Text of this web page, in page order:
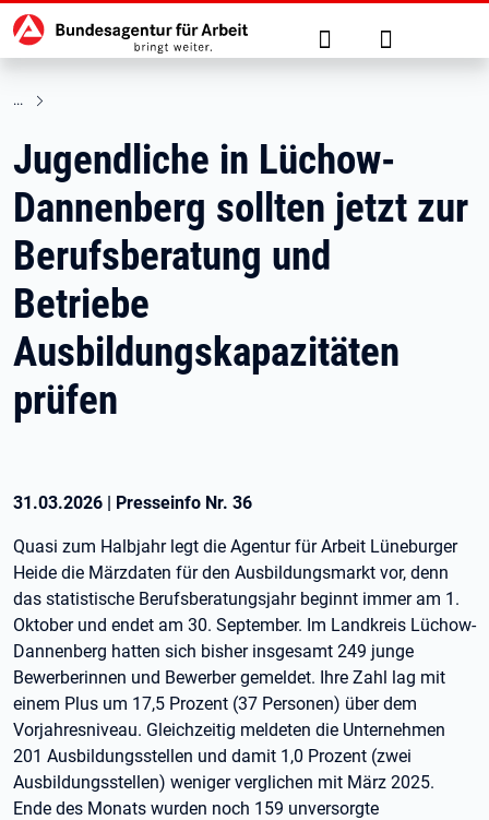
zu den Hauptinhalten springen
Hauptnavigation Suche Anmelden
Jugendliche in Lüchow-
Dannenberg sollten jetzt zur
Berufsberatung und
Betriebe
Ausbildungskapazitäten
prüfen
31.03.2026 | Presseinfo Nr. 36
Quasi zum Halbjahr legt die Agentur für Arbeit Lüneburger
Heide die Märzdaten für den Ausbildungsmarkt vor, denn
das statistische Berufsberatungsjahr beginnt immer am 1.
Oktober und endet am 30. September. Im Landkreis Lüchow-
Dannenberg hatten sich bisher insgesamt 249 junge
Bewerberinnen und Bewerber gemeldet. Ihre Zahl lag mit
einem Plus um 17,5 Prozent (37 Personen) über dem
Vorjahresniveau. Gleichzeitig meldeten die Unternehmen
201 Ausbildungsstellen und damit 1,0 Prozent (zwei
Ausbildungsstellen) weniger verglichen mit März 2025.
Ende des Monats wurden noch 159 unversorgte